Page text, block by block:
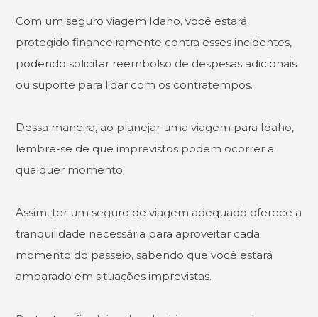
Com um seguro viagem Idaho, você estará
protegido financeiramente contra esses incidentes,
podendo solicitar reembolso de despesas adicionais
ou suporte para lidar com os contratempos.
Dessa maneira, ao planejar uma viagem para Idaho,
lembre-se de que imprevistos podem ocorrer a
qualquer momento.
Assim, ter um seguro de viagem adequado oferece a
tranquilidade necessária para aproveitar cada
momento do passeio, sabendo que você estará
amparado em situações imprevistas.